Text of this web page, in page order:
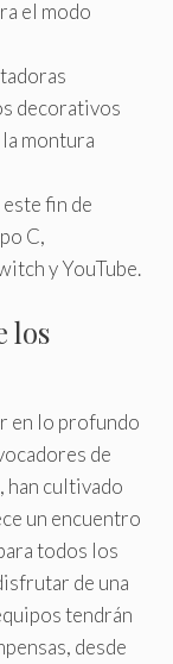
el modo
decorativos
montura
fin de
C,
y YouTube.
los
en lo profundo
de
han cultivado
un encuentro
todos los
de una
tendrán
desde